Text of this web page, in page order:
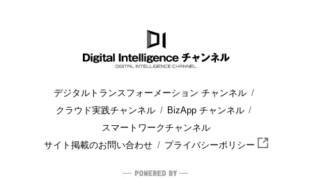
デジタルトランスフォーメーション チャンネル
クラウド実践チャンネル
BizApp チャンネル
スマートワークチャンネル
サイト掲載のお問い合わせ
プライバシーポリシー